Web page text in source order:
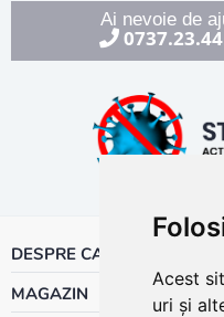
Acest
uri și
Ai nevoie de
DESPRE CALOR
MAGAZIN